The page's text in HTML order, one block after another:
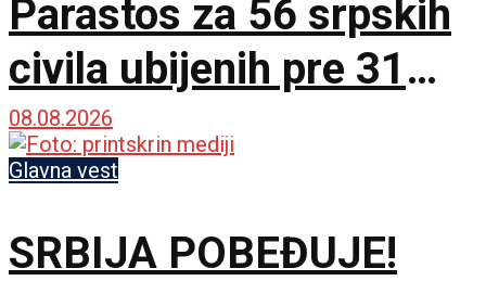
Parastos za 56 srpskih
civila ubijenih pre 31
godinu
08.08.2026
Glavna vest
SRBIJA POBEĐUJE!